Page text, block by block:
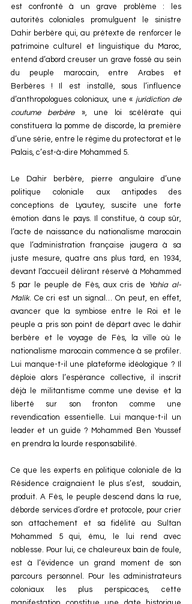
est confronté à un grave problème : les
autorités coloniales promulguent le sinistre
Dahir berbère qui, au prétexte de renforcer le
patrimoine culturel et linguistique du Maroc,
entend d’abord creuser un grave fossé au sein
du peuple marocain, entre Arabes et
Berbères ! Il est installé, sous l’influence
d’anthropologues coloniaux, une « juridiction de
coutume berbère », une loi scélérate qui
constituera la pomme de discorde, la première
d’une série, entre le régime du protectorat et le
Palais, c’est-à-dire Mohammed 5.
Le Dahir berbère, pierre angulaire d’une
politique coloniale aux antipodes des
conceptions de Lyautey, suscite une forte
émotion dans le pays. Il constitue, à coup sûr,
l’acte de naissance du nationalisme marocain
que l’administration française jaugera à sa
juste mesure, quatre ans plus tard, en 1934,
devant l’accueil délirant réservé à Mohammed
5 par le peuple de Fès, aux cris de
Yahia al-
Malik. Ce cri est un signal… On peut, en effet,
avancer que la symbiose entre le Roi et le
peuple a pris son point de départ avec le dahir
berbère et le voyage de Fès, la ville où le
nationalisme marocain commence à se profiler.
Lui manque-t-il une plateforme idéologique ? Il
déploie alors l’espérance collective, il inscrit
déjà le militantisme comme une devise et la
liberté sur son fronton comme une
revendication essentielle. Lui manque-t-il un
leader et un guide ? Mohammed Ben Youssef
en prendra la lourde responsabilité.
Ce que les experts en politique coloniale de la
Résidence craignaient le plus s’est,  soudain,
produit. A Fès, le peuple descend dans la rue,
déborde services d’ordre et protocole, pour crier
son attachement et sa fidélité au Sultan
Mohammed 5 qui, ému, le lui rend avec
noblesse. Pour lui, ce chaleureux bain de foule,
est à l’évidence un grand moment de son
parcours personnel. Pour les administrateurs
coloniaux les plus perspicaces, cette